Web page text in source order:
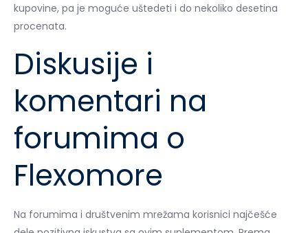
kupovine, pa je moguće uštedeti i do nekoliko desetina
procenata.
Diskusije i
komentari na
forumima o
Flexomore
Na forumima i društvenim mrežama korisnici najčešće